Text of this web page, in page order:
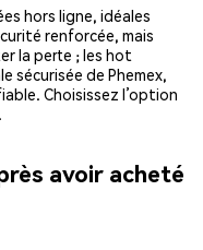
hors ligne, idéales
renforcée, mais
la perte ; les hot
sécurisée de Phemex,
Choisissez l’option
avoir acheté